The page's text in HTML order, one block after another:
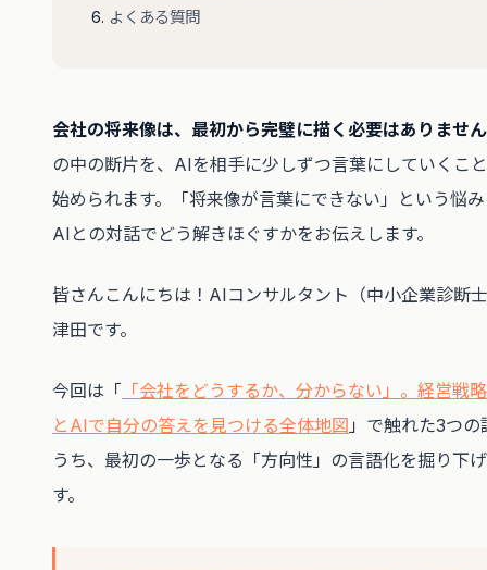
よくある質問
会社の将来像は、最初から完璧に描く必要はありませ
の中の断片を、AIを相手に少しずつ言葉にしていくこ
始められます。「将来像が言葉にできない」という悩
AIとの対話でどう解きほぐすかをお伝えします。
皆さんこんにちは！AIコンサルタント（中小企業診断
津田です。
今回は「 「会社をどうするか、分からない」。経営戦
とAIで自分の答えを見つける全体地図 」で触れた3つの
うち、最初の一歩となる「方向性」の言語化を掘り下
す。